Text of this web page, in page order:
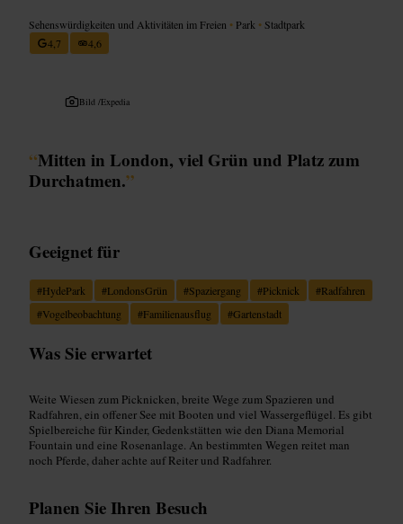
Sehenswürdigkeiten und Aktivitäten im Freien • Park • Stadtpark
4,7
4,6
Bild /Expedia
“Mitten in London, viel Grün und Platz zum
Durchatmen.”
Geeignet für
#HydePark #LondonsGrün #Spaziergang #Picknick #Radfahren
#Vogelbeobachtung #Familienausflug #Gartenstadt
Was Sie erwartet
Weite Wiesen zum Picknicken, breite Wege zum Spazieren und
Radfahren, ein offener See mit Booten und viel Wassergeflügel. Es gibt
Spielbereiche für Kinder, Gedenkstätten wie den Diana Memorial
Fountain und eine Rosenanlage. An bestimmten Wegen reitet man
noch Pferde, daher achte auf Reiter und Radfahrer.
Planen Sie Ihren Besuch